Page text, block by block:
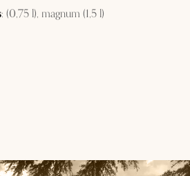
: (0,75 l), magnum (1,5 l)